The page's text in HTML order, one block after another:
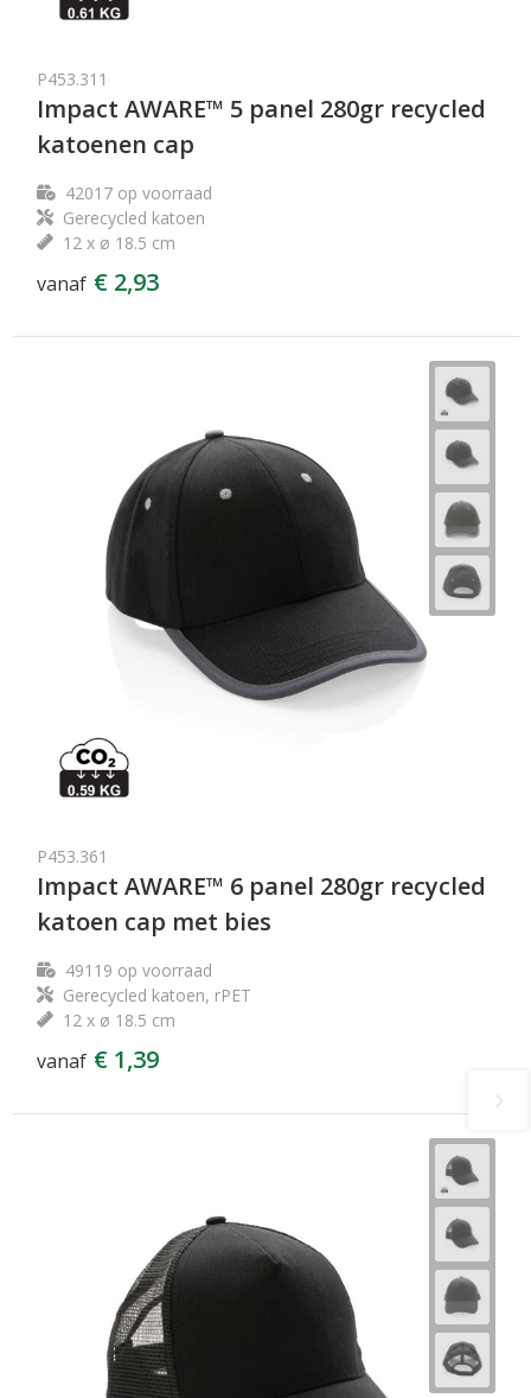
P453.311
Impact AWARE™ 5 panel 280gr recycled
katoenen cap
42017op voorraad
Gerecycled katoen
12 x ø 18.5 cm
vanaf € 2,93
P453.361
Impact AWARE™ 6 panel 280gr recycled
katoen cap met bies
49119 op voorraad
Gerecycled katoen, rPET
12 x ø 18.5 cm
vanaf € 1,39